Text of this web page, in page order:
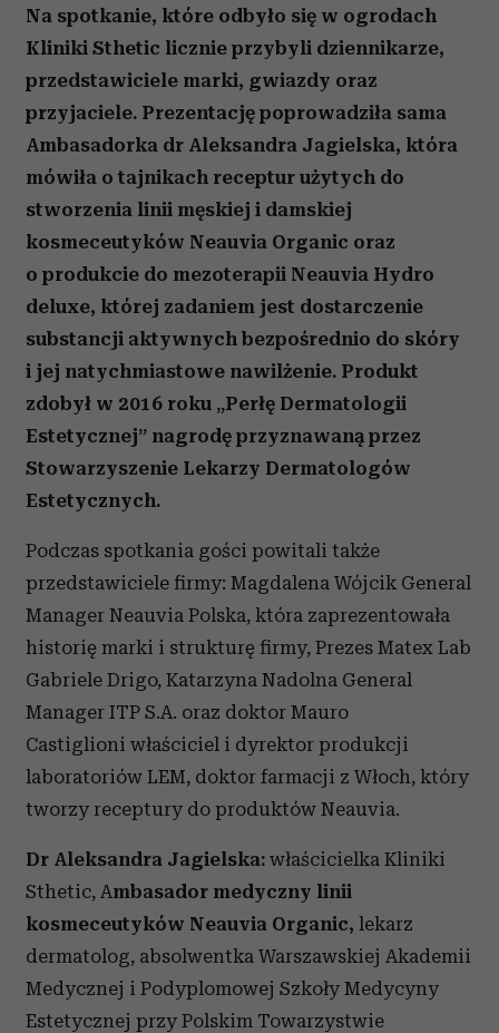
Na spotkanie, które odbyło się w ogrodach
Kliniki Sthetic licznie przybyli dziennikarze,
przedstawiciele marki, gwiazdy oraz
przyjaciele. Prezentację poprowadziła sama
Ambasadorka dr Aleksandra Jagielska, która
mówiła o tajnikach receptur użytych do
stworzenia linii męskiej i damskiej
kosmeceutyków Neauvia Organic oraz
o produkcie do mezoterapii Neauvia Hydro
deluxe, której zadaniem jest dostarczenie
substancji aktywnych bezpośrednio do skóry
i jej natychmiastowe nawilżenie. Produkt
zdobył w 2016 roku „Perłę Dermatologii
Estetycznej” nagrodę przyznawaną przez
Stowarzyszenie Lekarzy Dermatologów
Estetycznych.
Podczas spotkania gości powitali także
przedstawiciele firmy: Magdalena Wójcik General
Manager Neauvia Polska, która zaprezentowała
historię marki i strukturę firmy, Prezes Matex Lab
Gabriele Drigo, Katarzyna Nadolna General
Manager ITP S.A. oraz doktor Mauro
Castiglioni właściciel i dyrektor produkcji
laboratoriów LEM, doktor farmacji z Włoch, który
tworzy receptury do produktów Neauvia.
Dr Aleksandra Jagielska: właścicielka Kliniki
Sthetic, Ambasador medyczny linii
kosmeceutyków Neauvia Organic, lekarz
dermatolog, absolwentka Warszawskiej Akademii
Medycznej i Podyplomowej Szkoły Medycyny
Estetycznej przy Polskim Towarzystwie